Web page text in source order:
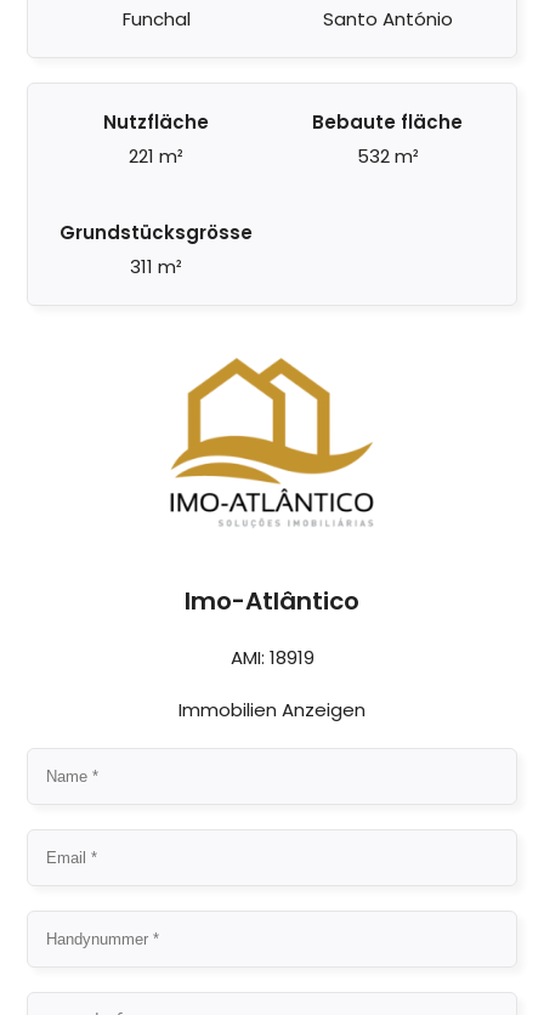
Funchal
Santo António
Nutzfläche
221 m²
Bebaute fläche
532 m²
Grundstücksgrösse
311 m²
Imo-Atlântico
AMI: 18919
Immobilien Anzeigen